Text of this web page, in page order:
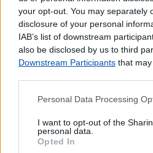
your opt-out. You may separately
disclosure of your personal
IAB’s list of downstream
also be disclosed by us to third
Downstream Participants that
Personal Data Processing
I want to opt-out of the
personal data.
Opted In
Outros Serviços
Bilhetes para
CDs e DVDs
Cartões para Telemóvel
Certificação de Fotocópias
Livros
Pagamento por